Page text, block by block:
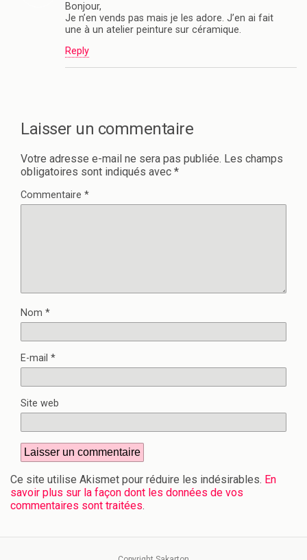
Bonjour,
Je n’en vends pas mais je les adore. J’en ai fait
une à un atelier peinture sur céramique.
Reply
Laisser un commentaire
Votre adresse e-mail ne sera pas publiée. Les champs
obligatoires sont indiqués avec *
Commentaire *
Nom *
E-mail *
Site web
Ce site utilise Akismet pour réduire les indésirables. En
savoir plus sur la façon dont les données de vos
commentaires sont traitées.